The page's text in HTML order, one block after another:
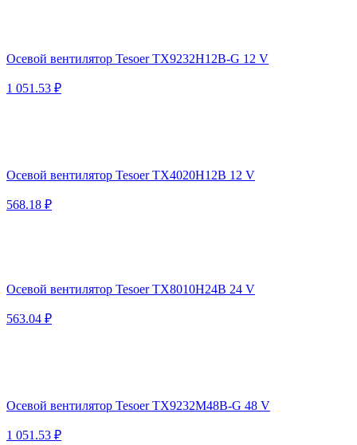
Осевой вентилятор Tesoer TX9232H12B-G 12 V
1 051.53 ₽
Осевой вентилятор Tesoer TX4020H12B 12 V
568.18 ₽
Осевой вентилятор Tesoer TX8010H24B 24 V
563.04 ₽
Осевой вентилятор Tesoer TX9232M48B-G 48 V
1 051.53 ₽